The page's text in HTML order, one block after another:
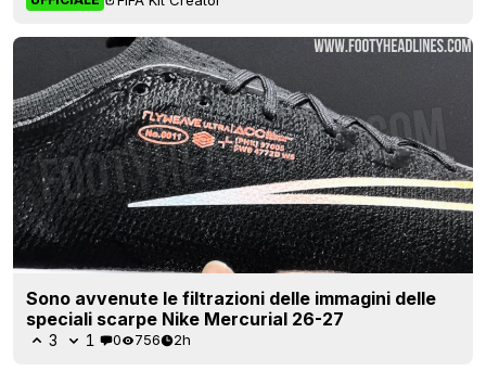
Sono avvenute le filtrazioni delle immagini delle
speciali scarpe Nike Mercurial 26-27
3 1 0 756 2h